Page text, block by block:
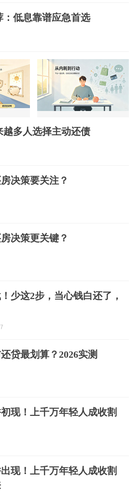
：低息靠谱应急首选
多人选择主动还债
决策要关注？
决策更关键？
少这2步，当心钱白还了，
贷最划算？2026实测
现！上千万年轻人成收割
现！上千万年轻人成收割